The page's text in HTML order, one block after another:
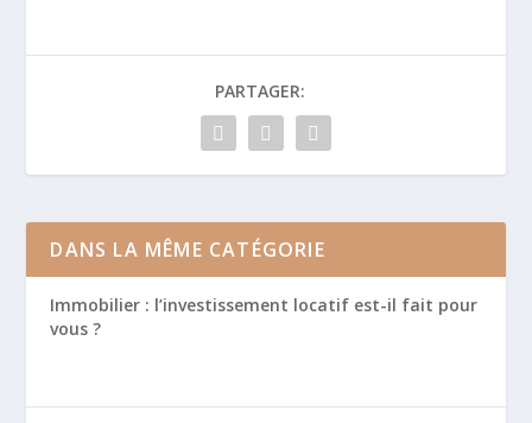
PARTAGER:
DANS LA MÊME CATÉGORIE
Immobilier : l’investissement locatif est-il fait pour
vous ?